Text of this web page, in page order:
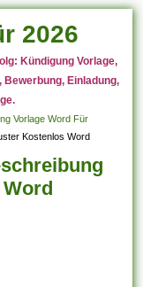
2026
Kündigung Vorlage,
Einladung,
Vorlage Word Für
Kostenlos Word